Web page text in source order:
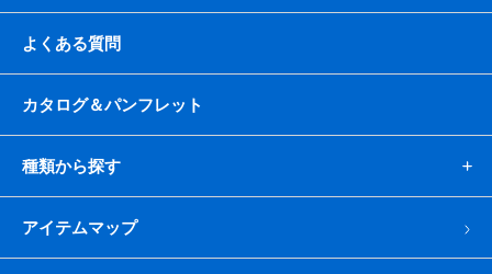
よくある質問
カタログ＆パンフレット
種類から探す
アイテムマップ